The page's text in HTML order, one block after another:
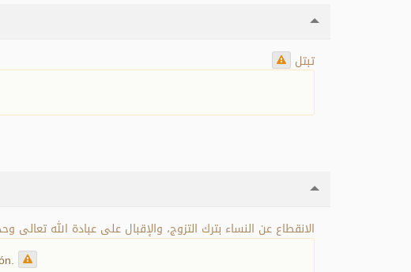
تبتل
الانقطاع عن النساء بترك التزوج، والإقبال على عبادة الله تعالى